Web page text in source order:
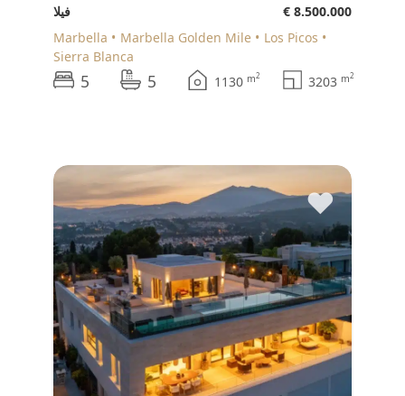
فيلا
€ 8.500.000
Marbella
Marbella Golden Mile
Los Picos
Sierra Blanca
5 5 1130 m2 3203 m2
♥